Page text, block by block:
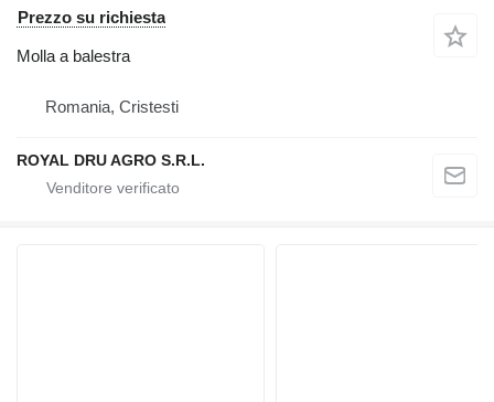
Prezzo su richiesta
Molla a balestra
Romania, Cristesti
ROYAL DRU AGRO S.R.L.